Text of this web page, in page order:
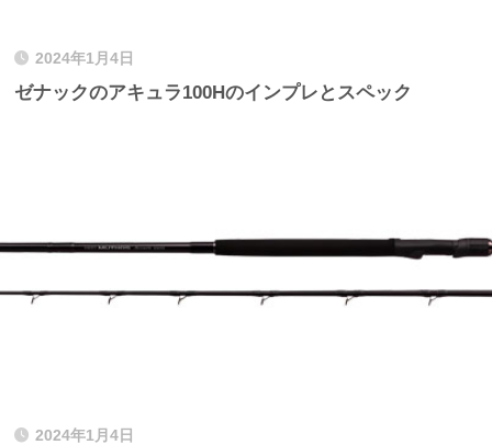
2024年1月4日
ゼナックのアキュラ100Hのインプレとスペック
2024年1月4日